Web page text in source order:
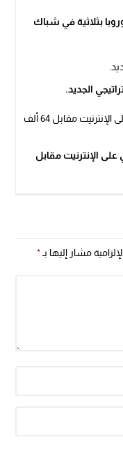
بثلاثية في شباك
الجديد.
الإنترنيت مقابل
مشار إليها بـ*